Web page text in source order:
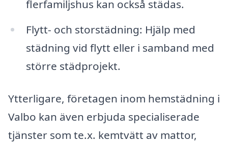
flerfamiljshus kan också städas.
Flytt- och storstädning: Hjälp med
städning vid flytt eller i samband med
större städprojekt.
Ytterligare, företagen inom hemstädning i
Valbo kan även erbjuda specialiserade
tjänster som te.x. kemtvätt av mattor,